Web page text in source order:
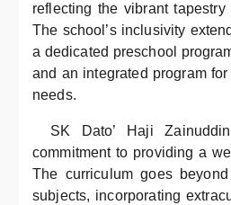
reflecting the vibrant
The school’s inclusivity
a dedicated preschool
and an integrated program
needs.
SK Dato’ Haji
commitment to providing a
The curriculum goes
subjects, incorporating